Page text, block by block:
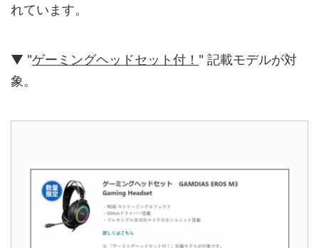
れています。
▼ "ゲーミングヘッドセット付！ " 記載モデルが対
象。